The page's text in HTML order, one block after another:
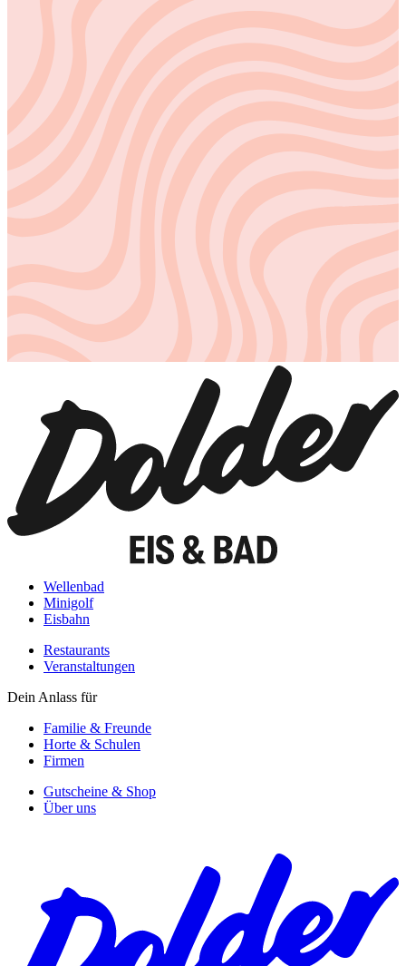
Wellenbad
Minigolf
Eisbahn
Restaurants
Veranstaltungen
Dein Anlass für
Familie & Freunde
Horte & Schulen
Firmen
Gutscheine & Shop
Über uns